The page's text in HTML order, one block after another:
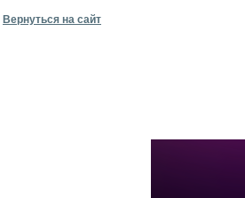
Вернуться на сайт